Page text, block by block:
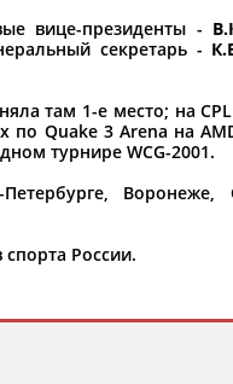
вице-президенты -
секретарь -
там 1-е место; на
Quake 3 Arena на
турнире WCG-2001.
Воронеже,
России.